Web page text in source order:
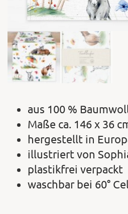
aus 100 %
Maße ca. 146 x 36
hergestellt in
illustriert von
plastikfrei verpackt
waschbar bei 60°